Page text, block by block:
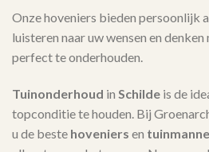
Onze hoveniers bieden persoonlijk
luisteren naar uw wensen en
perfect te onderhouden.
Tuinonderhoud in Schilde is de
topconditie te houden. Bij
u de beste hoveniers en